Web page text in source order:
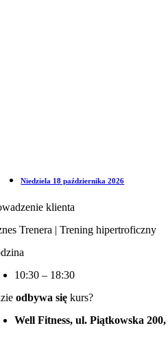
Niedziela 18 października 2026
klienta
Trenera | Trening hipertroficzny
10:30 – 18:30
odbywa się kurs?
Well Fitness, ul. Piątkowska 200,